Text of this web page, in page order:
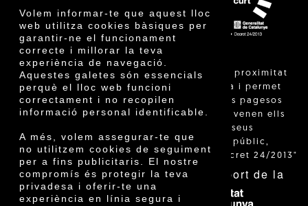
Volem informar-te que aquest lloc
web utilitza cookies bàsiques per
garantir-ne el funcionament
correcte i millorar la teva
experiència de navegació.
Aquestes galetes són essencials
perquè el lloc web funcioni
correctament i no recopilen
informació personal identificable.
A més, volem assegurar-te que
no utilitzem cookies de seguiment
per a fins publicitaris. El nostre
compromís és protegir la teva
privadesa i oferir-te una
experiència en línia segura i
"La venda de proximitat
està regulada i permet
identificar els pagesos
catalans que venen ells
mateixos els seus
productes al públic,
segons el Decret 24/2013"
Amb el suport de la